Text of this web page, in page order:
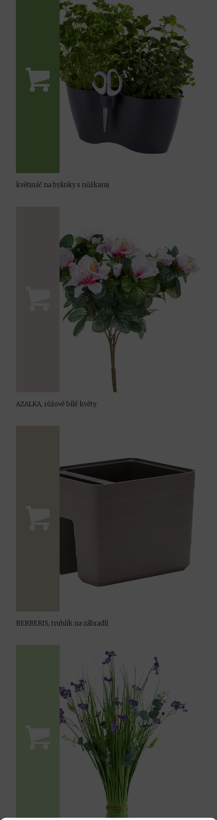
květináč na bylinky s nůžkami
AZALKA, růžově bílé květy
BERBERIS, truhlík na zábradlí